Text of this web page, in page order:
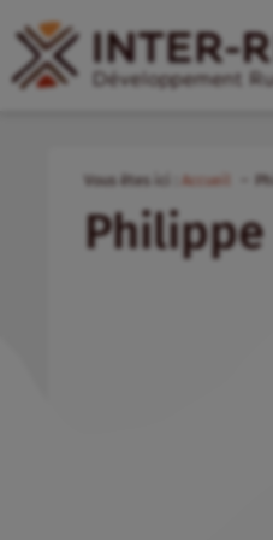
Vous êtes ici : Accueil
Philippe